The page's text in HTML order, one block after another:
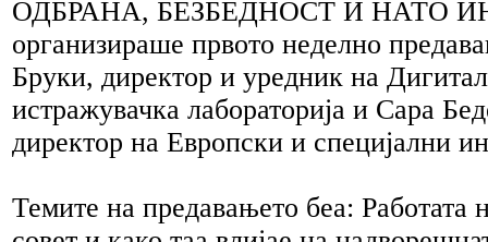
ОДБРАНА, БЕЗБЕДНОСТ И НАТО
организираше првото неделно
Бруки, директор и уредник на
истражувачка лабораторија и Сара
директор на Европски и специјални
Темите на предавањето беа: Работата